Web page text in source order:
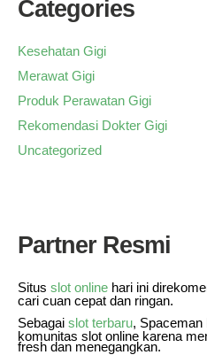
Categories
Kesehatan Gigi
Merawat Gigi
Produk Perawatan Gigi
Rekomendasi Dokter Gigi
Uncategorized
Partner Resmi
Situs slot online hari ini
cari cuan cepat dan ringan.
Sebagai slot terbaru, Spaceman
komunitas slot online karena
fresh dan menegangkan.